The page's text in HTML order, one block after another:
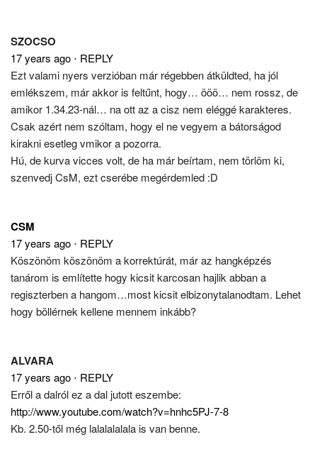
SZOCSO
17 years ago ⋅ REPLY
Ezt valami nyers verzióban már régebben átküldted, ha jól
emlékszem, már akkor is feltűnt, hogy… ööö… nem rossz, de
amikor 1.34.23-nál… na ott az a cisz nem eléggé karakteres.
Csak azért nem szóltam, hogy el ne vegyem a bátorságod
kirakni esetleg vmikor a pozorra.
Hú, de kurva vicces volt, de ha már beírtam, nem törlöm ki,
szenvedj CsM, ezt cserébe megérdemled :D
CSM
17 years ago ⋅ REPLY
Köszönöm köszönöm a korrektúrát, már az hangképzés
tanárom is említette hogy kicsit karcosan hajlik abban a
regiszterben a hangom…most kicsit elbizonytalanodtam. Lehet
hogy böllérnek kellene mennem inkább?
ALVARA
17 years ago ⋅ REPLY
Erről a dalról ez a dal jutott eszembe:
http://www.youtube.com/watch?v=hnhc5PJ-7-8
Kb. 2.50-től még lalalalalala is van benne.